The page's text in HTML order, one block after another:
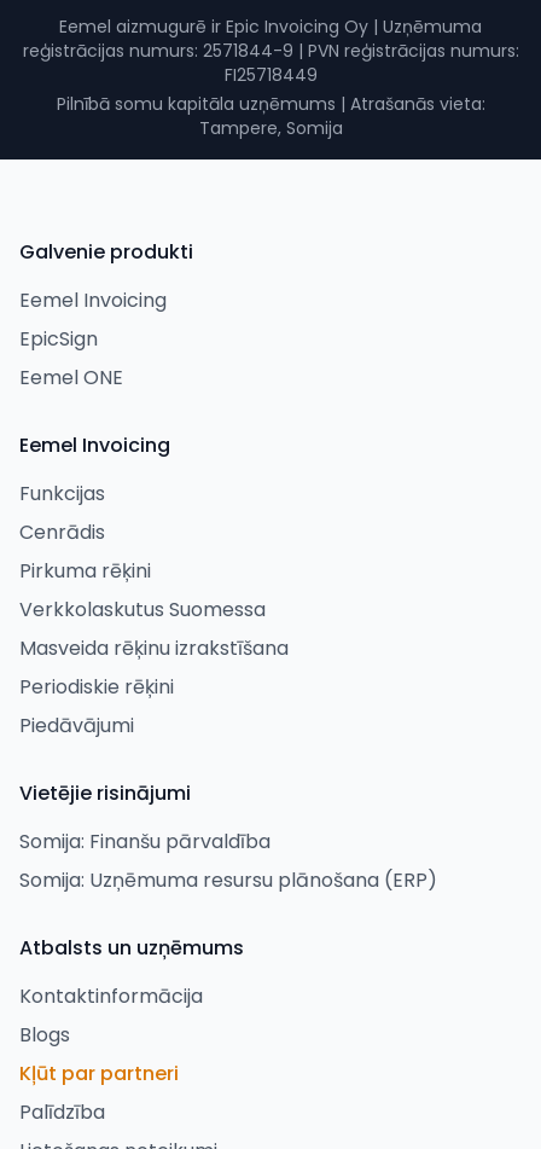
Eemel aizmugurē ir Epic Invoicing Oy | Uzņēmuma
reģistrācijas numurs: 2571844-9 | PVN reģistrācijas numurs:
FI25718449
Pilnībā somu kapitāla uzņēmums | Atrašanās vieta:
Tampere, Somija
Galvenie produkti
Eemel Invoicing
EpicSign
Eemel ONE
Eemel Invoicing
Funkcijas
Cenrādis
Pirkuma rēķini
Verkkolaskutus Suomessa
Masveida rēķinu izrakstīšana
Periodiskie rēķini
Piedāvājumi
Vietējie risinājumi
Somija: Finanšu pārvaldība
Somija: Uzņēmuma resursu plānošana (ERP)
Atbalsts un uzņēmums
Kontaktinformācija
Blogs
Kļūt par partneri
Palīdzība